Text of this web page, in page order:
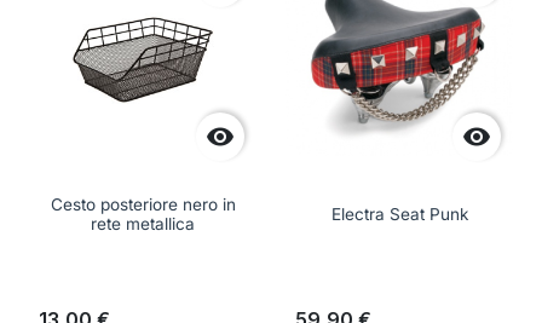

Cesto posteriore nero in
rete metallica

Electra Seat Punk